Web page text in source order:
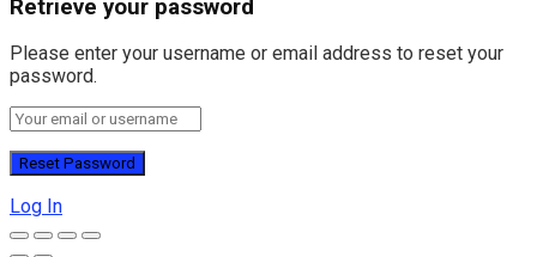
Retrieve your password
Please enter your username or email address to reset your
password.
Log In